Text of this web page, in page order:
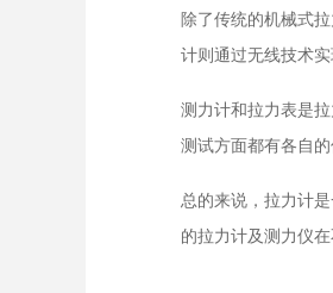
除了传统的机械式
计则通过无线技术
测力计和拉力表是
测试方面都有各自的
总的来说，拉力计
的拉力计及测力仪